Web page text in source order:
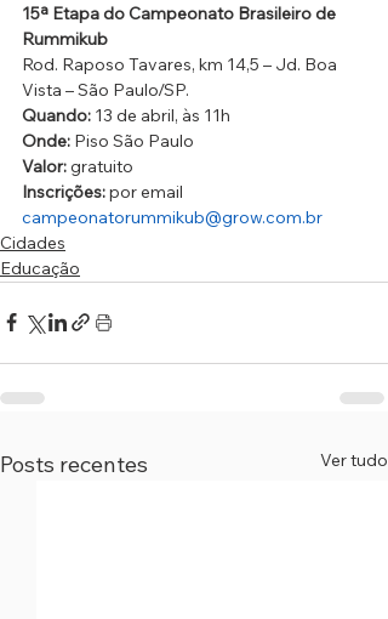
15ª Etapa do Campeonato Brasileiro de
Rummikub
Rod. Raposo Tavares, km 14,5 – Jd. Boa
Vista – São Paulo/SP.
Quando: 13 de abril, às 11h
Onde: Piso São Paulo
Valor: gratuito
Inscrições: por email
campeonatorummikub@grow.com.br
Cidades
Educação
Posts recentes Ver tudo